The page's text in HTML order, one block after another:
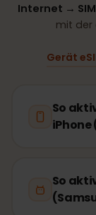
Internet →
mit der
Gerät
So
iPhone
So